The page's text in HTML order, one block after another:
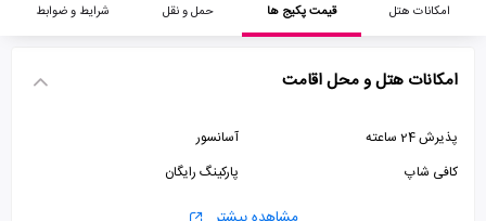
امکانات هتل قیمت پکیج ها حمل و نقل شرایط و ضوابط
امکانات هتل و محل اقامت
پذیرش 24 ساعته
آسانسور
کافی شاپ
پارکینگ رایگان